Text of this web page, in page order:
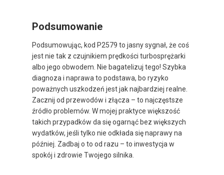
Podsumowanie
Podsumowując, kod P2579 to jasny sygnał, że coś
jest nie tak z czujnikiem prędkości turbosprężarki
albo jego obwodem. Nie bagatelizuj tego! Szybka
diagnoza i naprawa to podstawa, bo ryzyko
poważnych uszkodzeń jest jak najbardziej realne.
Zacznij od przewodów i złącza – to najczęstsze
źródło problemów. W mojej praktyce większość
takich przypadków da się ogarnąć bez większych
wydatków, jeśli tylko nie odkłada się naprawy na
później. Zadbaj o to od razu – to inwestycja w
spokój i zdrowie Twojego silnika.